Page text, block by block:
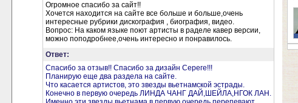
Огромное спасибо за сайт!!
Хочется находится на сайте все больше и больше,очень
интересные рубрики дискография , биография, видео.
Вопрос: На каком языке поют артисты в раделе кавер версии,
можно поподробнее,очень интересно и понравилось.
Ответ:
Спасибо за отзыв!! Спасибо за дизайн Сереге!!!
Планирую еще два раздела на сайте.
Что касается артистов, это звезды вьетнамской эстрады.
Конечно в первую очередь ЛИНДА ЧАНГ ДАЙ,ШЕЙЛА,НГОК ЛАН.